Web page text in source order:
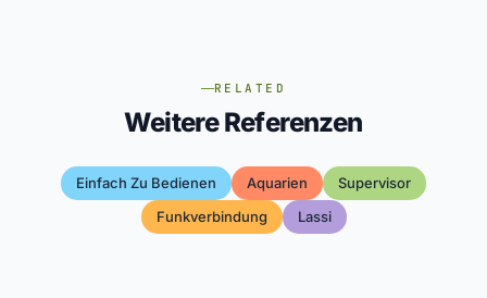
RELATED
Weitere Referenzen
Einfach Zu Bedienen Aquarien
Supervisor
Funkverbindung
Lassi